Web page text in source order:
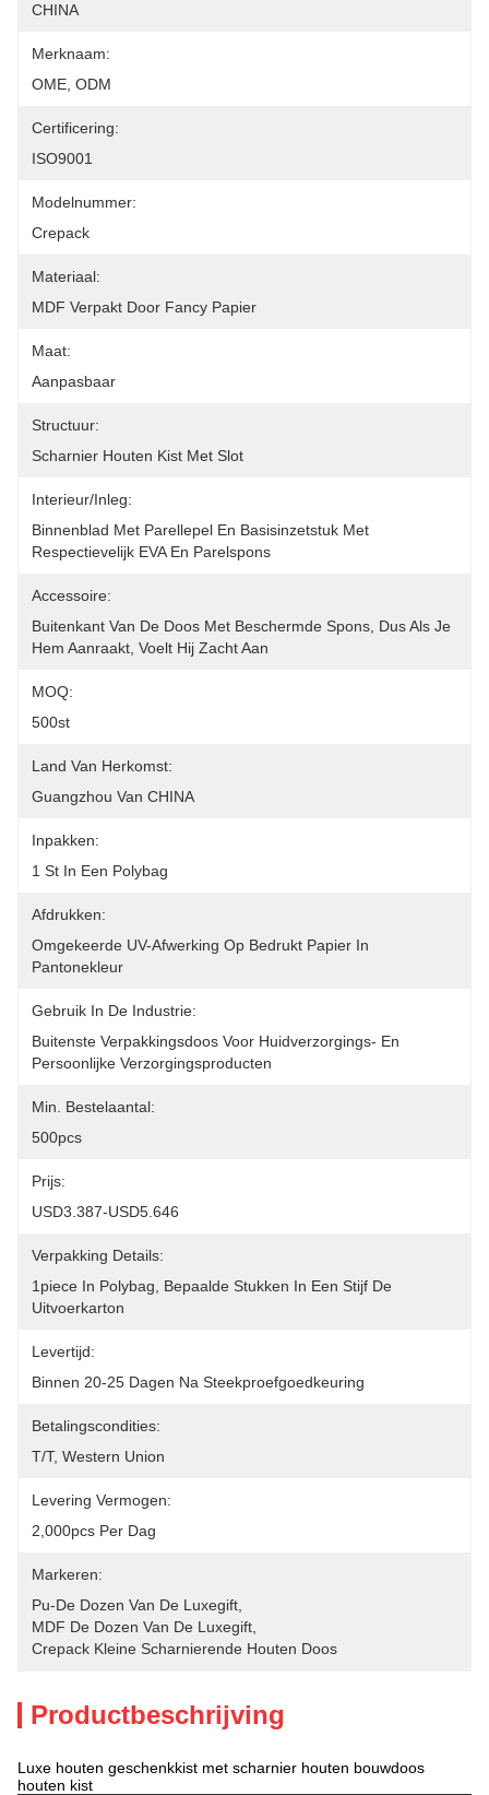
CHINA
Merknaam:
OME, ODM
Certificering:
ISO9001
Modelnummer:
Crepack
Materiaal:
MDF Verpakt Door Fancy Papier
Maat:
Aanpasbaar
Structuur:
Scharnier Houten Kist Met Slot
Interieur/inleg:
Binnenblad Met Parellepel En Basisinzetstuk Met
Respectievelijk EVA En Parelspons
Accessoire:
Buitenkant Van De Doos Met Beschermde Spons, Dus Als Je
Hem Aanraakt, Voelt Hij Zacht Aan
MOQ:
500st
Land Van Herkomst:
Guangzhou Van CHINA
Inpakken:
1 St In Een Polybag
Afdrukken:
Omgekeerde UV-Afwerking Op Bedrukt Papier In
Pantonekleur
Gebruik In De Industrie:
Buitenste Verpakkingsdoos Voor Huidverzorgings- En
Persoonlijke Verzorgingsproducten
Min. Bestelaantal:
500pcs
Prijs:
USD3.387-USD5.646
Verpakking Details:
1piece In Polybag, Bepaalde Stukken In Een Stijf De
Uitvoerkarton
Levertijd:
Binnen 20-25 Dagen Na Steekproefgoedkeuring
Betalingscondities:
T/T, Western Union
Levering Vermogen:
2,000pcs Per Dag
Markeren:
Pu-De Dozen Van De Luxegift
MDF De Dozen Van De Luxegift
Crepack Kleine Scharnierende Houten Doos
Productbeschrijving
Luxe houten geschenkkist met scharnier houten bouwdoos
houten kist